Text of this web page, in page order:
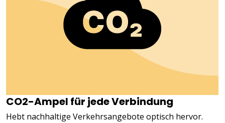
CO2-Ampel für jede Verbindung
Hebt nachhaltige Verkehrsangebote optisch hervor.